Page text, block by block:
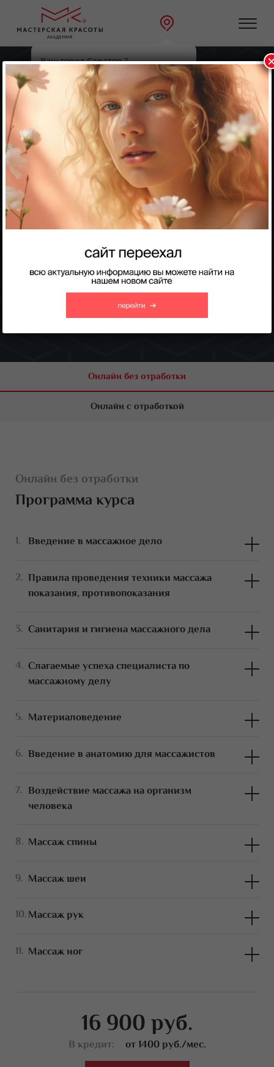
Ваш город Саратов ?
Выбрать другой
Главная Направления Массаж
Массаж
Массажист. Online
Профессия массажиста с нуля — всего за 1 месяц!
Теперь Вы можете пройти курс онлайн и получить
документы с присвоением квалификации и
международный сертификат после окончания
обучения.
Получить консультацию
Онлайн без отработки
Онлайн с отработкой
Онлайн без отработки
Программа курса
Введение в массажное дело
Правила проведения техники массажа
показания, противопоказания
Санитария и гигиена массажного дела
Слагаемые успеха специалиста по
массажному делу
Материаловедение
Введение в анатомию для массажистов
Воздействие массажа на организм
человека
Массаж спины
Массаж шеи
Массаж рук
Массаж ног
16 900 руб.
В кредит:
от 1400 руб./мес.